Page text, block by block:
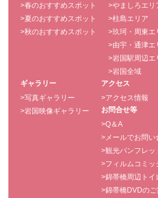
>春のおすすめスポット
>夏のおすすめスポット
>秋のおすすめスポット
>やましろエリ
>柱島エリア
>玖珂・周東エ
>由宇・通津エ
>岩国駅周辺エ
>岩国全域
ギャラリー
>写真ギャラリー
>岩国映像ギャラリー
アクセス
>アクセス情報
お問合せ等
>Q＆A
>メールでお問い
>観光パンフレッ
>フィルムコミッ
>錦帯橋周辺トイ
>錦帯橋DVDのご